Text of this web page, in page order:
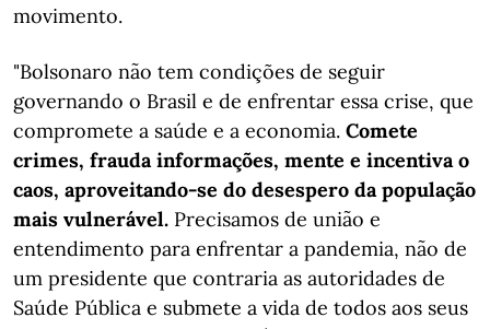
movimento.
"Bolsonaro não tem condições de seguir
governando o Brasil e de enfrentar essa crise, que
compromete a saúde e a economia. Comete
crimes, frauda informações, mente e incentiva o
caos, aproveitando-se do desespero da população
mais vulnerável. Precisamos de união e
entendimento para enfrentar a pandemia, não de
um presidente que contraria as autoridades de
Saúde Pública e submete a vida de todos aos seus